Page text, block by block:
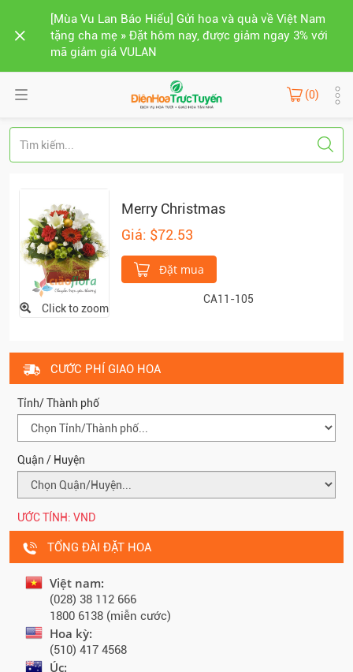
[Mùa Vu Lan Báo Hiếu] Gửi hoa và quà về Việt Nam
tặng cha mẹ » Đặt hôm nay, được giảm ngay 3% với
mã giảm giá VULAN
(0)
Click to zoom
Merry Christmas
Giá: $72.53
Đặt mua
CA11-105
CƯỚC PHÍ GIAO HOA
Tỉnh/ Thành phố
Quận / Huyện
ƯỚC TÍNH: VND
TỔNG ĐÀI ĐẶT HOA
Việt nam:
(028) 38 112 666
1800 6138 (miễn cước)
Hoa kỳ:
(510) 417 4568
Úc: